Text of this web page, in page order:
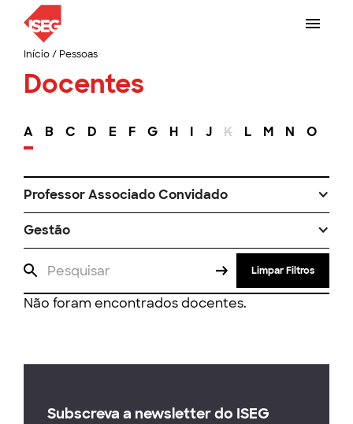
Início/ Pessoas
Docentes
A B C D E F G H I J K L M N O
Professor Associado Convidado
Gestão
Limpar Filtros
Não foram encontrados docentes.
Subscreva a newsletter do ISEG